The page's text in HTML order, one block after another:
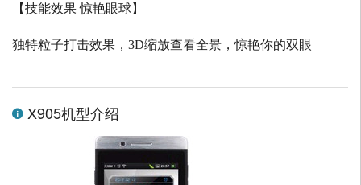
【技能效果 惊艳眼球】
独特粒子打击效果， 3D缩放查看全景，惊艳你的双眼
X905机型介绍